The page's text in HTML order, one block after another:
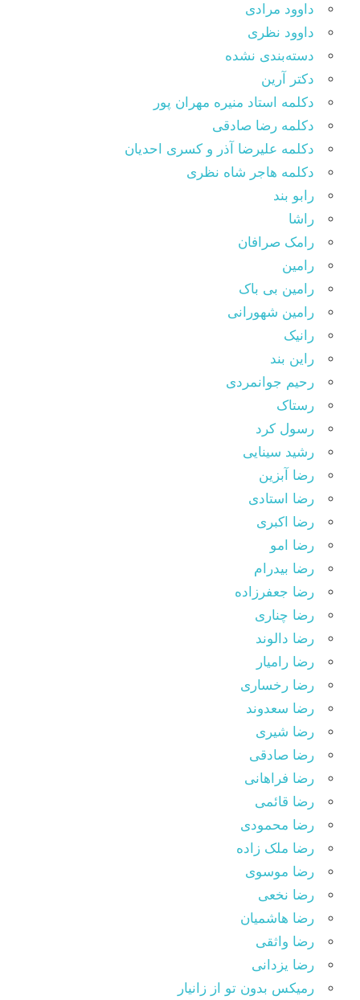
داوود مرادی
داوود نظری
دسته‌بندی نشده
دکتر آرین
دکلمه استاد منیره مهران پور
دکلمه رضا صادقی
دکلمه علیرضا آذر و کسری احدیان
دکلمه هاجر شاه نظری
رابو بند
راشا
رامک صرافان
رامین
رامین بی باک
رامین شهورانی
رانیک
راین بند
رحیم جوانمردی
رستاک
رسول کرد
رشید سینایی
رضا آبزین
رضا استادی
رضا اکبری
رضا امو
رضا بیدرام
رضا جعفرزاده
رضا چناری
رضا دالوند
رضا رامیار
رضا رخساری
رضا سعدوند
رضا شیری
رضا صادقی
رضا فراهانی
رضا قائمی
رضا محمودی
رضا ملک زاده
رضا موسوی
رضا نخعی
رضا هاشمیان
رضا واثقی
رضا یزدانی
رمیکس بدون تو از زانیار